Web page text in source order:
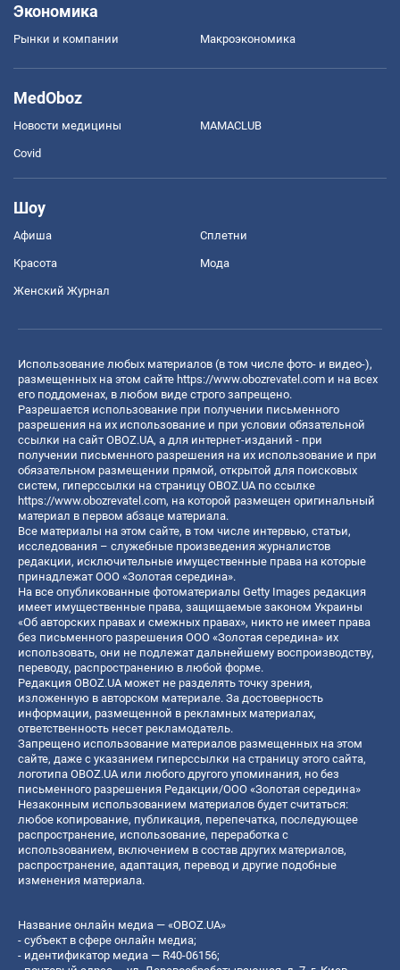
Экономика
Рынки и компании Mакроэкономика
MedOboz
Новости медицины MAMACLUB
Covid
Шоу
Афиша Сплетни
Красота Мода
Женский Журнал
Использование любых материалов (в том числе фото- и видео-),
размещенных на этом сайте https://www.obozrevatel.com и на всех
его поддоменах, в любом виде строго запрещено.
Разрешается использование при получении письменного
разрешения на их использование и при условии обязательной
ссылки на сайт OBOZ.UA, а для интернет-изданий - при
получении письменного разрешения на их использование и при
обязательном размещении прямой, открытой для поисковых
систем, гиперссылки на страницу OBOZ.UA по ссылке
https://www.obozrevatel.com, на которой размещен оригинальный
материал в первом абзаце материала.
Все материалы на этом сайте, в том числе интервью, статьи,
исследования – служебные произведения журналистов
редакции, исключительные имущественные права на которые
принадлежат ООО «Золотая середина».
На все опубликованные фотоматериалы Getty Images редакция
имеет имущественные права, защищаемые законом Украины
«Об авторских правах и смежных правах», никто не имеет права
без письменного разрешения ООО «Золотая середина» их
использовать, они не подлежат дальнейшему воспроизводству,
переводу, распространению в любой форме.
Редакция OBOZ.UA может не разделять точку зрения,
изложенную в авторском материале. За достоверность
информации, размещенной в рекламных материалах,
ответственность несет рекламодатель.
Запрещено использование материалов размещенных на этом
сайте, даже с указанием гиперссылки на страницу этого сайта,
логотипа OBOZ.UA или любого другого упоминания, но без
письменного разрешения Редакции/ООО «Золотая середина»
Незаконным использованием материалов будет считаться:
любое копирование, публикация, перепечатка, последующее
распространение, использование, переработка с
использованием, включением в состав других материалов,
распространение, адаптация, перевод и другие подобные
изменения материала.
Название онлайн медиа — «OBOZ.UA»
- субъект в сфере онлайн медиа;
- идентификатор медиа — R40-06156;